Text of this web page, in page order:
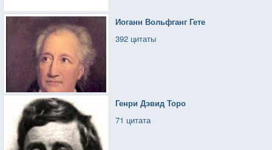
Иоганн Вольфганг Гете
392 цитаты
Генри Дэвид Торо
71 цитата